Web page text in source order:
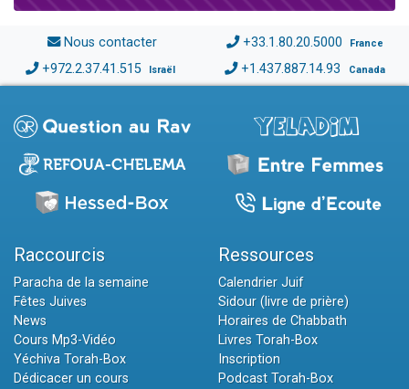
Nous contacter +33.1.80.20.5000 France
+972.2.37.41.515 Israël +1.437.887.14.93 Canada
Raccourcis
Paracha de la semaine
Fêtes Juives
News
Cours Mp3-Vidéo
Yéchiva Torah-Box
Dédicacer un cours
Ressources
Calendrier Juif
Sidour (livre de prière)
Horaires de Chabbath
Livres Torah-Box
Inscription
Podcast Torah-Box